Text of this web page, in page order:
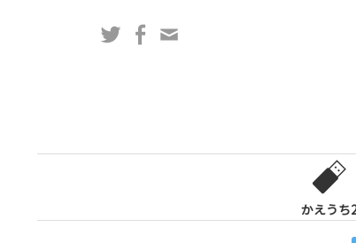
ス
TwitterFacebook
かえうち